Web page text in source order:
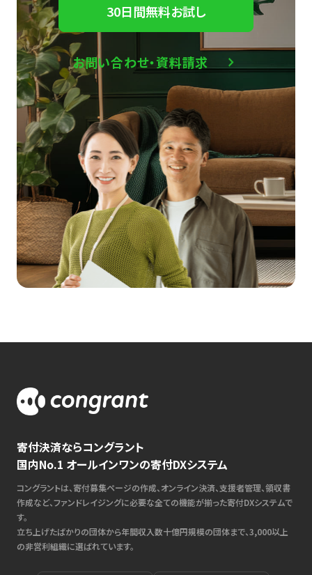
30日間無料お試し
お問い合わせ・資料請求
寄付決済ならコングラント
国内No.1 オールインワンの寄付DXシステム
コングラントは、寄付募集ページの作成、オンライン決済、支援者管理、領収書
作成など、ファンドレイジングに必要な全ての機能が揃った寄付DXシステムで
す。
立ち上げたばかりの団体から年間収入数十億円規模の団体まで、3,000以上
の非営利組織に選ばれています。